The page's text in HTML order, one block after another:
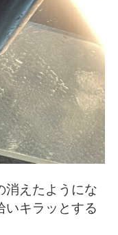
消えたようにな
いキラッとする